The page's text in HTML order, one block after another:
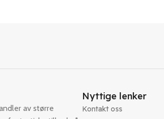
av større
Nyttige lenker
Kontakt oss